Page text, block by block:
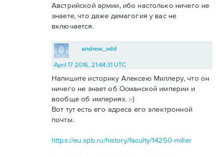
Австрийской армии, ибо настолько ничего не
знаете, что даже демагогия у вас не
включается.
andrew_vdd
April 17 2016, 21:44:31 UTC
Напишите историку Алексею Миллеру, что он
ничего не знает об Османской империи и
вообще об империях. :-)
Вот тут есть его адреса его электронной
почты.
https://eu.spb.ru/history/faculty/14250-miller